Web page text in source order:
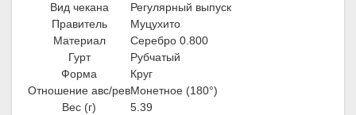
Вид чекана
Регулярный выпуск
Правитель
Муцухито
Материал
Серебро 0.800
Гурт
Рубчатый
Форма
Круг
Отношение авс/ревМонетное (180°)
Вес (г)
5.39